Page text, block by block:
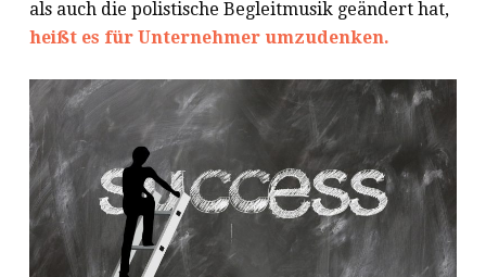
als auch die polistische Begleitmusik geändert hat,
heißt es für Unternehmer umzudenken.